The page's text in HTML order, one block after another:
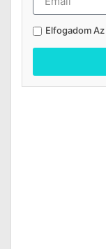
Elfogadom Az